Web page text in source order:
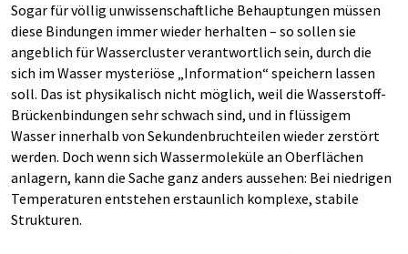
Sogar für völlig unwissenschaftliche Behauptungen müssen
diese Bindungen immer wieder herhalten – so sollen sie
angeblich für Wassercluster verantwortlich sein, durch die
sich im Wasser mysteriöse „Information“ speichern lassen
soll. Das ist physikalisch nicht möglich, weil die Wasserstoff-
Brückenbindungen sehr schwach sind, und in flüssigem
Wasser innerhalb von Sekundenbruchteilen wieder zerstört
werden. Doch wenn sich Wassermoleküle an Oberflächen
anlagern, kann die Sache ganz anders aussehen: Bei niedrigen
Temperaturen entstehen erstaunlich komplexe, stabile
Strukturen.